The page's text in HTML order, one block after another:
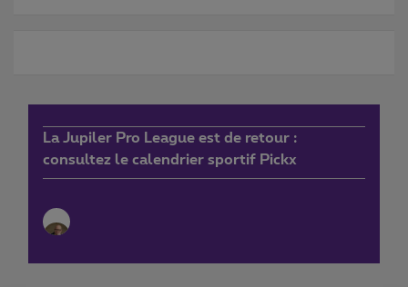
La Jupiler Pro League est de retour :
consultez le calendrier sportif Pickx